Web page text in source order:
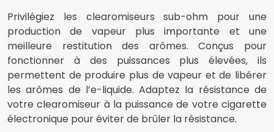
Privilégiez les clearomiseurs sub-ohm pour une
production de vapeur plus importante et une
meilleure restitution des arômes. Conçus pour
fonctionner à des puissances plus élevées, ils
permettent de produire plus de vapeur et de libérer
les arômes de l’e-liquide. Adaptez la résistance de
votre clearomiseur à la puissance de votre cigarette
électronique pour éviter de brûler la résistance.